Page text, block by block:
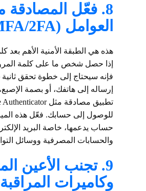
8. فعّل المصادقة
العوامل (MFA/2FA)
هذه هي الطبقة الأمنية الأهم بعد
إذا حصل شخص ما على كلمة
فإنه سيحتاج إلى خطوة تحقق
إرساله إلى هاتفك، أو بصمة
للوصول إلى حسابك. فعّل هذه
حساب يدعمها، خاصة البريد
والحسابات المصرفية ووسائل
9. تجنب الأعين
وكاميرات المراقبة